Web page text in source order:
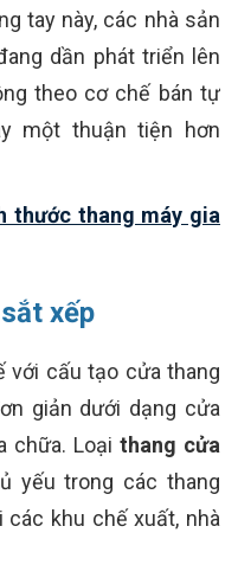
tay này, các nhà sản
dần phát triển lên
theo cơ chế bán tự
một thuận tiện hơn
thước thang máy gia
xếp
với cấu tạo cửa thang
giản dưới dạng cửa
chữa. Loại thang cửa
yếu trong các thang
các khu chế xuất, nhà